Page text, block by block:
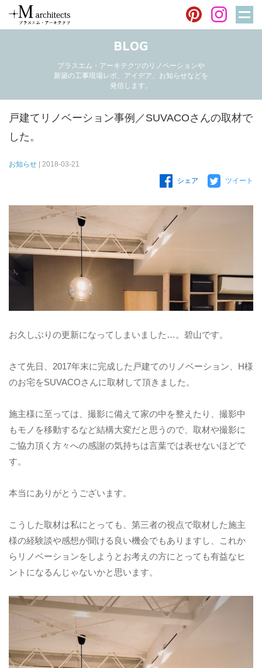
BLOG
プラスエム・アーキテクツのリノベーションや
新築の工事現場レポ、アイデア、お知らせなどを
発信します。
戸建てリノベーション事例／SUVACOさんの取材で
した。
お知らせ | 2018-03-21
シェア
ツイート
お久しぶりの更新になってしまいました…。碧山です。
さて先日、2017年末に完成した戸建てのリノベーション、H様
のお宅をSUVACOさんに取材して頂きました。
施主様に至っては、撮影に備えて家の中を整えたり、撮影中
もモノを移動するなど結構大変だと思うので、取材や撮影に
ご協力頂く方々への感謝の気持ちは言葉では表せないほどで
す。
本当にありがとうございます。
こうした取材は私にとっても、第三者の視点で取材した施主
様の経験談や感想が聞ける良い機会でもありますし、これか
らリノベーションをしようとお考えの方にとっても有益なヒ
ントになるんじゃないかと思います。